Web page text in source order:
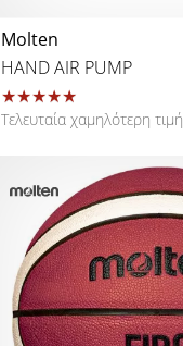
Molten
HAND AIR PUMP
Τελευταία χαμηλότερη τιμή
111